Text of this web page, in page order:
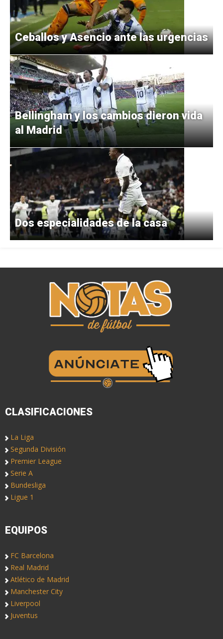
Ceballos y Asencio ante las urgencias
Bellingham y los cambios dieron vida
al Madrid
Dos especialidades de la casa
CLASIFICACIONES
La Liga
Segunda División
Premier League
Serie A
Bundesliga
Ligue 1
EQUIPOS
FC Barcelona
Real Madrid
Atlético de Madrid
Manchester City
Liverpool
Juventus